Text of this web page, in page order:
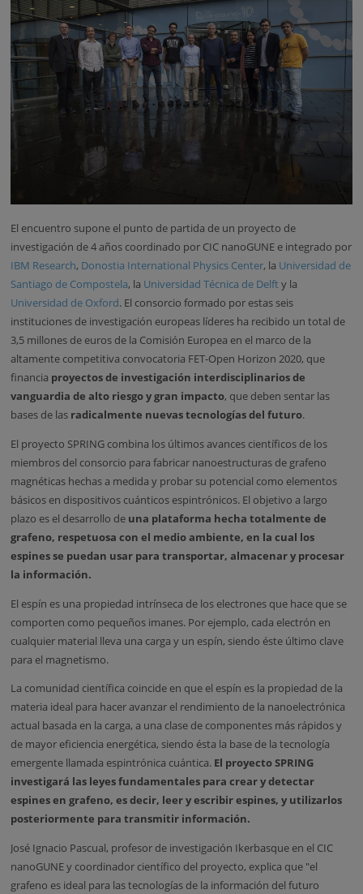
El encuentro supone el punto de partida de un proyecto de
investigación de 4 años coordinado por CIC nanoGUNE e integrado por
IBM Research, Donostia International Physics Center, la Universidad de
Santiago de Compostela, la Universidad Técnica de Delft y la
Universidad de Oxford. El consorcio formado por estas seis
instituciones de investigación europeas líderes ha recibido un total de
3,5 millones de euros de la Comisión Europea en el marco de la
altamente competitiva convocatoria FET-Open Horizon 2020, que
financia proyectos de investigación interdisciplinarios de
vanguardia de alto riesgo y gran impacto, que deben sentar las
bases de las radicalmente nuevas tecnologías del futuro.
El proyecto SPRING combina los últimos avances científicos de los
miembros del consorcio para fabricar nanoestructuras de grafeno
magnéticas hechas a medida y probar su potencial como elementos
básicos en dispositivos cuánticos espintrónicos. El objetivo a largo
plazo es el desarrollo de una plataforma hecha totalmente de
grafeno, respetuosa con el medio ambiente, en la cual los
espines se puedan usar para transportar, almacenar y procesar
la información.
El espín es una propiedad intrínseca de los electrones que hace que se
comporten como pequeños imanes. Por ejemplo, cada electrón en
cualquier material lleva una carga y un espín, siendo éste último clave
para el magnetismo.
La comunidad científica coincide en que el espín es la propiedad de la
materia ideal para hacer avanzar el rendimiento de la nanoelectrónica
actual basada en la carga, a una clase de componentes más rápidos y
de mayor eficiencia energética, siendo ésta la base de la tecnología
emergente llamada espintrónica cuántica. El proyecto SPRING
investigará las leyes fundamentales para crear y detectar
espines en grafeno, es decir, leer y escribir espines, y utilizarlos
posteriormente para transmitir información.
José Ignacio Pascual, profesor de investigación Ikerbasque en el CIC
nanoGUNE y coordinador científico del proyecto, explica que "el
grafeno es ideal para las tecnologías de la información del futuro